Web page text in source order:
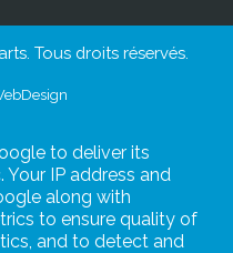
Tous droits réservés.
to deliver its
IP address and
along with
to ensure quality of
and to detect and